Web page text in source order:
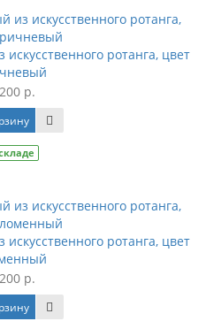
ротанга, цвет
р.
ротанга, цвет
р.